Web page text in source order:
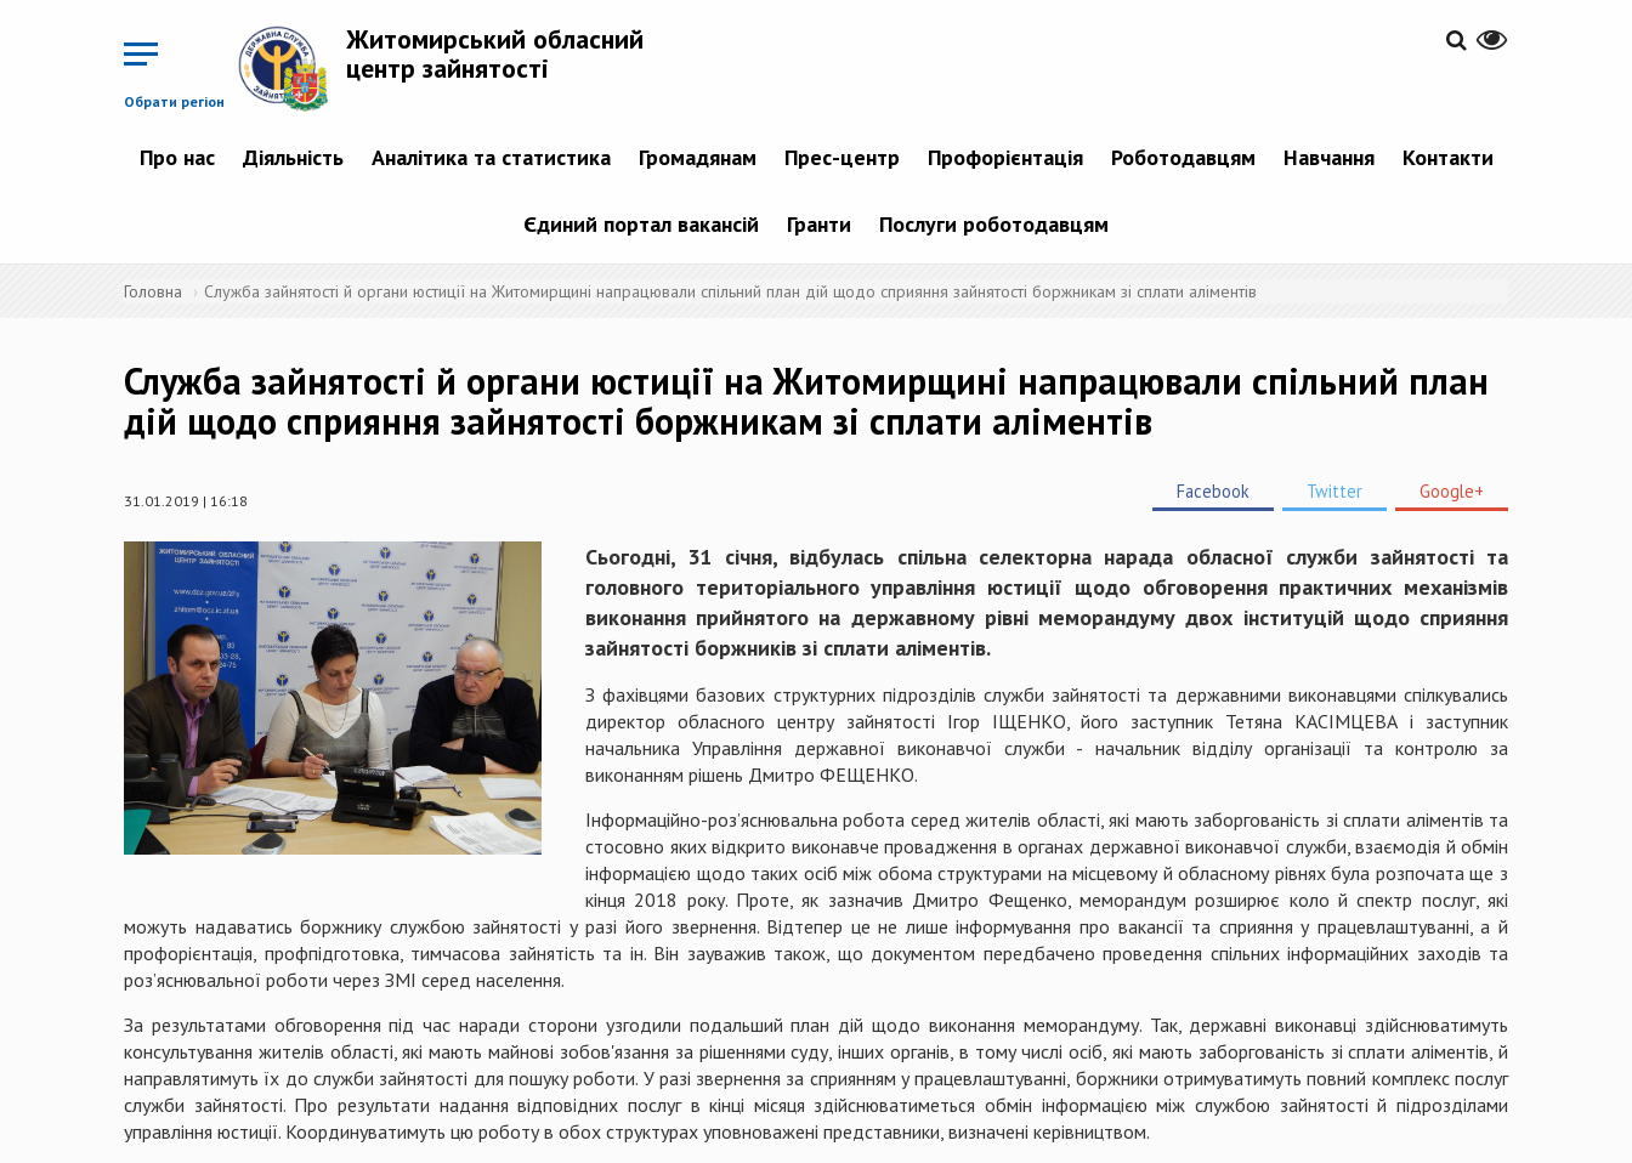
Обрати регіон
Житомирський обласний
центр зайнятості
Про нас Діяльність Аналітика та статистика Громадянам Прес-центр Профорієнтація Роботодавцям Навчання Контакти
Єдиний портал вакансій Гранти Послуги роботодавцям
Головна Служба зайнятості й органи юстиції на Житомирщині напрацювали спільний план дій щодо сприяння зайнятості боржникам зі сплати аліментів
Служба зайнятості й органи юстиції на Житомирщині напрацювали спільний план
дій щодо сприяння зайнятості боржникам зі сплати аліментів
31.01.2019 | 16:18 Facebook Twitter Google+
Сьогодні, 31 січня, відбулась спільна селекторна нарада обласної служби зайнятості та
головного територіального управління юстиції щодо обговорення практичних механізмів
виконання прийнятого на державному рівні меморандуму двох інституцій щодо сприяння
зайнятості боржників зі сплати аліментів.
З фахівцями базових структурних підрозділів служби зайнятості та державними виконавцями спілкувались
директор обласного центру зайнятості Ігор ІЩЕНКО, його заступник Тетяна КАСІМЦЕВА і заступник
начальника Управління державної виконавчої служби - начальник відділу організації та контролю за
виконанням рішень Дмитро ФЕЩЕНКО.
Інформаційно-роз’яснювальна робота серед жителів області, які мають заборгованість зі сплати аліментів та
стосовно яких відкрито виконавче провадження в органах державної виконавчої служби, взаємодія й обмін
інформацією щодо таких осіб між обома структурами на місцевому й обласному рівнях була розпочата ще з
кінця 2018 року. Проте, як зазначив Дмитро Фещенко, меморандум розширює коло й спектр послуг, які
можуть надаватись боржнику службою зайнятості у разі його звернення. Відтепер це не лише інформування про вакансії та сприяння у працевлаштуванні, а й
профорієнтація, профпідготовка, тимчасова зайнятість та ін. Він зауважив також, що документом передбачено проведення спільних інформаційних заходів та
роз’яснювальної роботи через ЗМІ серед населення.
За результатами обговорення під час наради сторони узгодили подальший план дій щодо виконання меморандуму. Так, державні виконавці здійснюватимуть
консультування жителів області, які мають майнові зобов'язання за рішеннями суду, інших органів, в тому числі осіб, які мають заборгованість зі сплати аліментів, й
направлятимуть їх до служби зайнятості для пошуку роботи. У разі звернення за сприянням у працевлаштуванні, боржники отримуватимуть повний комплекс послуг
служби зайнятості. Про результати надання відповідних послуг в кінці місяця здійснюватиметься обмін інформацією між службою зайнятості й підрозділами
управління юстиції. Координуватимуть цю роботу в обох структурах уповноважені представники, визначені керівництвом.